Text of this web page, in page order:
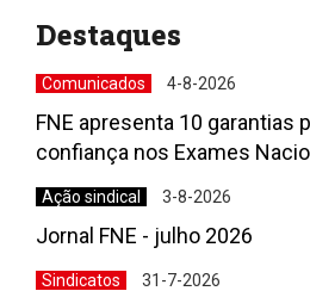
Destaques
Comunicados 4-8-2026
FNE apresenta 10 garantias
confiança nos Exames
Ação sindical 3-8-2026
Jornal FNE - julho 2026
Sindicatos 31-7-2026